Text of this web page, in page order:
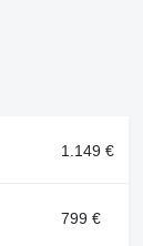
1.149 €
799 €